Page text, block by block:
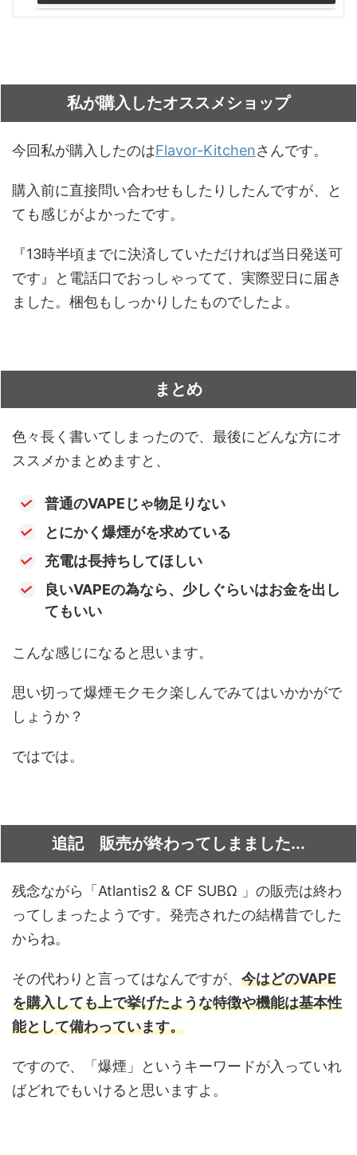
私が購入したオススメショップ
今回私が購入したのはFlavor-Kitchenさんです。
購入前に直接問い合わせもしたりしたんですが、と
ても感じがよかったです。
『13時半頃までに決済していただければ当日発送可
です』と電話口でおっしゃってて、実際翌日に届き
ました。梱包もしっかりしたものでしたよ。
まとめ
色々長く書いてしまったので、最後にどんな方にオ
ススメかまとめますと、
普通のVAPEじゃ物足りない
とにかく爆煙がを求めている
充電は長持ちしてほしい
良いVAPEの為なら、少しぐらいはお金を出し
てもいい
こんな感じになると思います。
思い切って爆煙モクモク楽しんでみてはいかかがで
しょうか？
ではでは。
追記 販売が終わってしまました...
残念ながら「Atlantis2 & CF SUBΩ 」の販売は終わ
ってしまったようです。発売されたの結構昔でした
からね。
その代わりと言ってはなんですが、 今はどのVAPE
を購入しても上で挙げたような特徴や機能は基本性
能として備わっています。
ですので、「爆煙」というキーワードが入っていれ
ばどれでもいけると思いますよ。